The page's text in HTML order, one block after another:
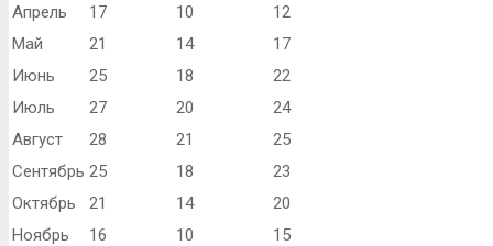
Апрель
17 10
12
Май
21 14
17
Июнь
25 18
22
Июль
27 20
24
Август
28 21
25
Сентябрь 25 18
23
Октябрь
21 14
20
Ноябрь
16 10
15